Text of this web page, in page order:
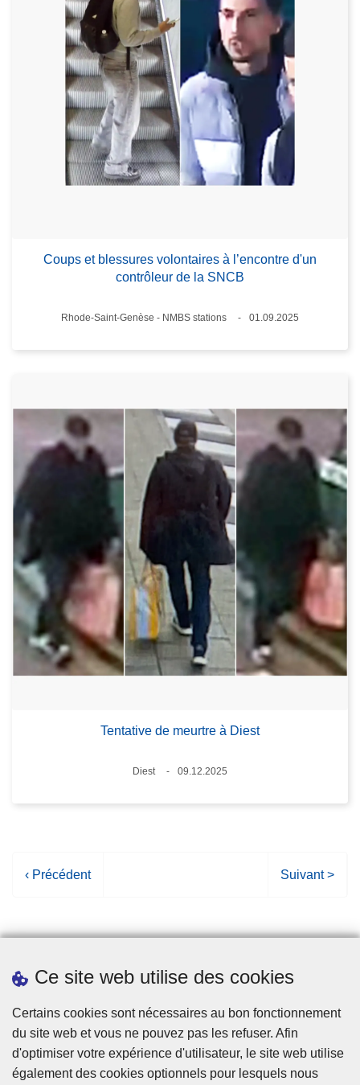
Ce site web utilise des cookies
Certains cookies sont nécessaires au bon fonctionnement
du site web et vous ne pouvez pas les refuser. Afin
d'optimiser votre expérience d'utilisateur, le site web utilise
également des cookies optionnels pour lesquels nous
Coups et blessures volontaires à l’encontre d'un
contrôleur de la SNCB
Lieux
Rhode-Saint-Genèse - NMBS stations
01.09.2025
Tentative de meurtre à Diest
Lieux
Diest
09.12.2025
P
e
r
c
é
d
e
‹ Précédent
P
e
u
v
a
n
t
Suivant >
Statistiques